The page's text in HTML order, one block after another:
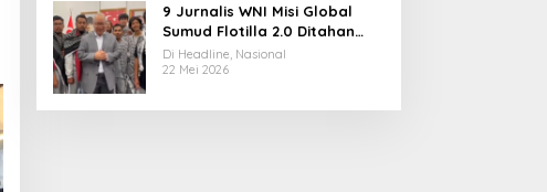
9 Jurnalis WNI Misi Global
Sumud Flotilla 2.0 Ditahan
Militer Israel, Kini Dibebaskan
dan Dievakuasi ke Istanbul
Di Headline, Nasional
22 Mei 2026